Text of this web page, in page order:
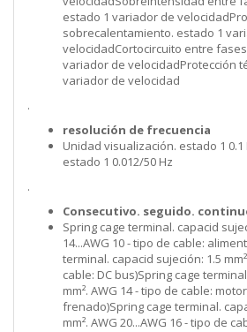
estado 1 variador de
sobrecalentamiento. estado 1
velocidadCortocircuito entre
variador de velocidadProtección
variador de velocidad
.
resolución de frecuencia
Unidad visualización. estado 1
estado 1 0.012/50 Hz
.
Consecutivo. seguido.
Spring cage terminal. capacid
14...AWG 10 - tipo de cable:
terminal. capacid sujeción: 1.5
cable: DC bus)Spring cage
mm². AWG 14 - tipo de cable:
frenado)Spring cage terminal.
mm². AWG 20...AWG 16 - tipo de